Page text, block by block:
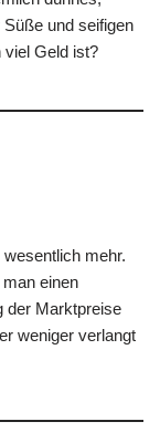
und seifigen
viel Geld ist?
mehr.
einen
der Marktpreise
weniger verlangt